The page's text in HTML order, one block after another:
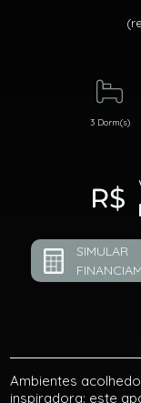
3 Dorm(s)
SIMULAR
Ambientes
inspiradora: este